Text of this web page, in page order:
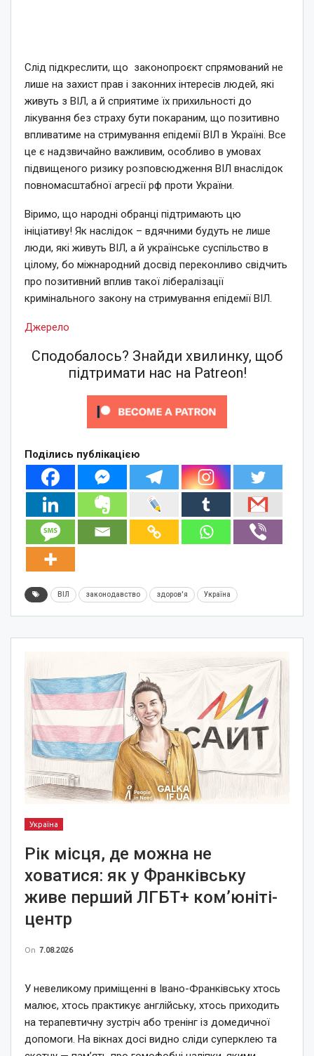
Слід підкреслити, що законопроєкт спрямований не
лише на захист прав і законних інтересів людей, які
живуть з ВІЛ, а й сприятиме їх прихильності до
лікування без страху бути покараним, що позитивно
впливатиме на стримування епідемії ВІЛ в Україні. Все
це є надзвичайно важливим, особливо в умовах
підвищеного ризику розповсюдження ВІЛ внаслідок
повномасштабної агресії рф проти України.
Віримо, що народні обранці підтримають цю
ініціативу! Як наслідок – вдячними будуть не лише
люди, які живуть ВІЛ, а й українське суспільство в
цілому, бо міжнародний досвід переконливо свідчить
про позитивний вплив такої лібералізації
кримінального закону на стримування епідемії ВІЛ.
Джерело
Сподобалось? Знайди хвилинку, щоб
підтримати нас на Patreon!
Поділись публікацією
ВІЛ законодавство здоров'я Україна
Україна
Рік місця, де можна не
ховатися: як у Франківську
живе перший ЛГБТ+ ком’юніті-
центр
On 7.08.2026
У невеликому приміщенні в Івано-Франківську хтось
малює, хтось практикує англійську, хтось приходить
на терапевтичну зустріч або тренінг із домедичної
допомоги. На вікнах досі видно сліди суперклею та